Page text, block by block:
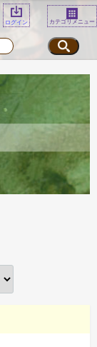
ログイン カテゴリメニュー